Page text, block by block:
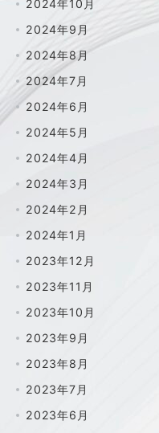
2024年10月
2024年9月
2024年8月
2024年7月
2024年6月
2024年5月
2024年4月
2024年3月
2024年2月
2024年1月
2023年12月
2023年11月
2023年10月
2023年9月
2023年8月
2023年7月
2023年6月